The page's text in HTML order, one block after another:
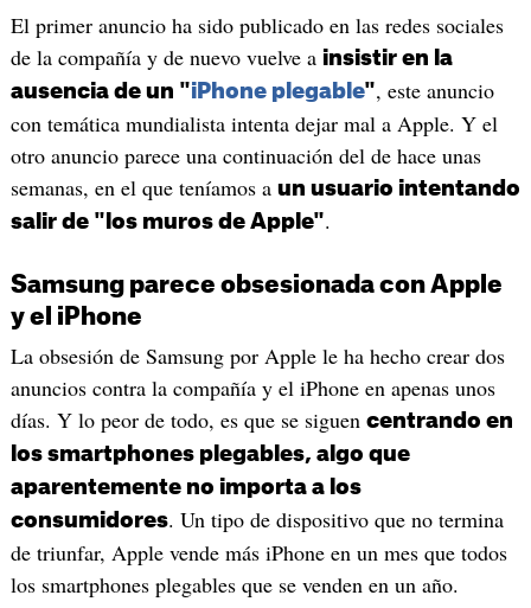
El primer anuncio ha sido publicado en las redes sociales
de la compañía y de nuevo vuelve a insistir en la
ausencia de un "iPhone plegable", este anuncio
con temática mundialista intenta dejar mal a Apple. Y el
otro anuncio parece una continuación del de hace unas
semanas, en el que teníamos a un usuario intentando
salir de "los muros de Apple".
Samsung parece obsesionada con Apple
y el iPhone
La obsesión de Samsung por Apple le ha hecho crear dos
anuncios contra la compañía y el iPhone en apenas unos
días. Y lo peor de todo, es que se siguen centrando en
los smartphones plegables, algo que
aparentemente no importa a los
consumidores. Un tipo de dispositivo que no termina
de triunfar, Apple vende más iPhone en un mes que todos
los smartphones plegables que se venden en un año.